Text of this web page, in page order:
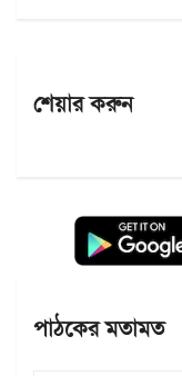
শেয়ার করুন
পাঠকের মতামত